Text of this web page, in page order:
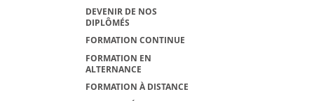
DEVENIR DE NOS
DIPLÔMÉS
FORMATION CONTINUE
FORMATION EN
ALTERNANCE
FORMATION À DISTANCE